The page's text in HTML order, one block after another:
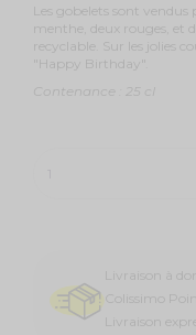
Les gobelets sont
menthe, deux rouges, et
recyclable. Sur les jolies
"Happy Birthday".
Contenance : 25 cl
Livraison à
Colissimo
Livraison